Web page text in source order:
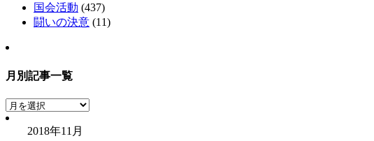
国会活動 (437)
闘いの決意 (11)
月別記事一覧
月
別
2018年11月